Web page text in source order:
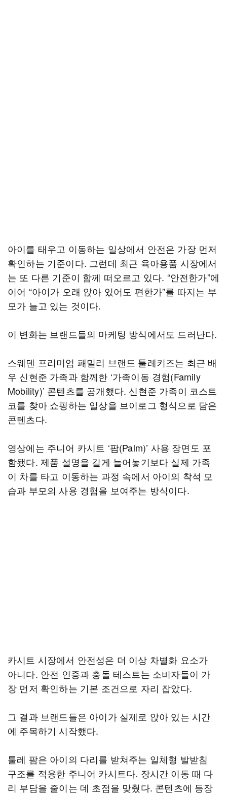
아이를 태우고 이동하는 일상에서 안전은 가장 먼저
확인하는 기준이다. 그런데 최근 육아용품 시장에서
는 또 다른 기준이 함께 떠오르고 있다. “안전한가”에
이어 “아이가 오래 앉아 있어도 편한가”를 따지는 부
모가 늘고 있는 것이다.
이 변화는 브랜드들의 마케팅 방식에서도 드러난다.
스웨덴 프리미엄 패밀리 브랜드 툴레키즈는 최근 배
우 신현준 가족과 함께한 ‘가족이동 경험(Family
Mobility)’ 콘텐츠를 공개했다. 신현준 가족이 코스트
코를 찾아 쇼핑하는 일상을 브이로그 형식으로 담은
콘텐츠다.
영상에는 주니어 카시트 ‘팜(Palm)’ 사용 장면도 포
함됐다. 제품 설명을 길게 늘어놓기보다 실제 가족
이 차를 타고 이동하는 과정 속에서 아이의 착석 모
습과 부모의 사용 경험을 보여주는 방식이다.
카시트 시장에서 안전성은 더 이상 차별화 요소가
아니다. 안전 인증과 충돌 테스트는 소비자들이 가
장 먼저 확인하는 기본 조건으로 자리 잡았다.
그 결과 브랜드들은 아이가 실제로 앉아 있는 시간
에 주목하기 시작했다.
툴레 팜은 아이의 다리를 받쳐주는 일체형 발받침
구조를 적용한 주니어 카시트다. 장시간 이동 때 다
리 부담을 줄이는 데 초점을 맞췄다. 콘텐츠에 등장